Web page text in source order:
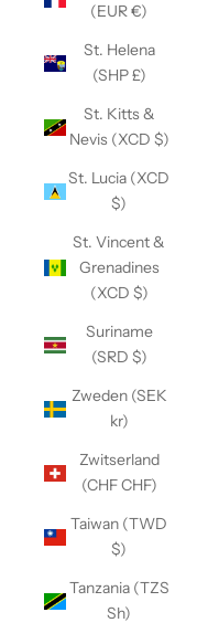
(EUR €)
St. Helena
(SHP £)
St. Kitts &
Nevis (XCD $)
St. Lucia (XCD
$)
St. Vincent &
Grenadines
(XCD $)
Suriname
(SRD $)
Zweden (SEK
kr)
Zwitserland
(CHF CHF)
Taiwan (TWD
$)
Tanzania (TZS
Sh)